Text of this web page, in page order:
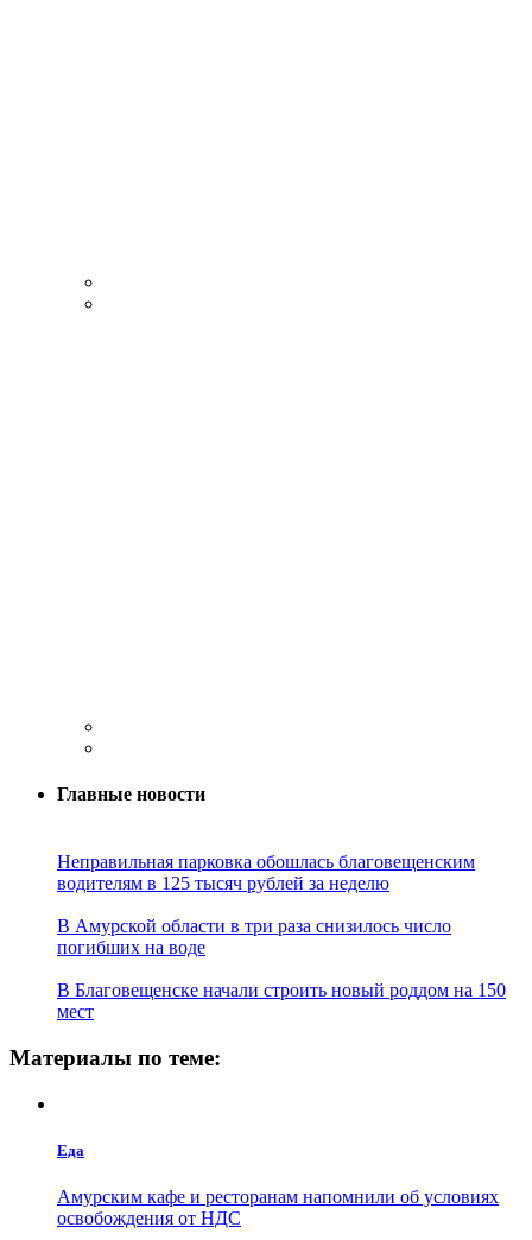
Главные новости
Неправильная парковка обошлась благовещенским
водителям в 125 тысяч рублей за неделю
В Амурской области в три раза снизилось число
погибших на воде
В Благовещенске начали строить новый роддом на 150
мест
Материалы по теме:
Еда
Амурским кафе и ресторанам напомнили об условиях
освобождения от НДС